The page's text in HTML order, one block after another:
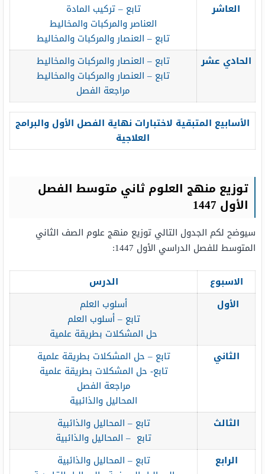
العاشر
تابع – تركيب المادة
العناصر والمركبات والمخاليط
تابع – العنصار والمركبات والمخاليط
الحادي عشر
تابع – العنصار والمركبات والمخاليط
تابع – العنصار والمركبات والمخاليط
مراجعة الفصل
الأسابيع المتبقية لاختبارات نهاية الفصل الأول والبرامج
العلاجية
توزيع منهج العلوم ثاني متوسط الفصل
الأول 1447
سيوضح لكم الجدول التالي توزيع منهج علوم الصف الثاني
المتوسط للفصل الدراسي الأول 1447:
الاسبوع
الدرس
الأول
أسلوب العلم
تابع – أسلوب العلم
حل المشكلات بطريقة علمية
الثاني
تابع – حل المشكلات بطريقة علمية
تابع- حل المشكلات بطريقة علمية
مراجعة الفصل
المحاليل والذائبية
الثالث
تابع – المحاليل والذائبية
تابع – المحاليل والذائبية
الرابع
تابع – المحاليل والذائبية